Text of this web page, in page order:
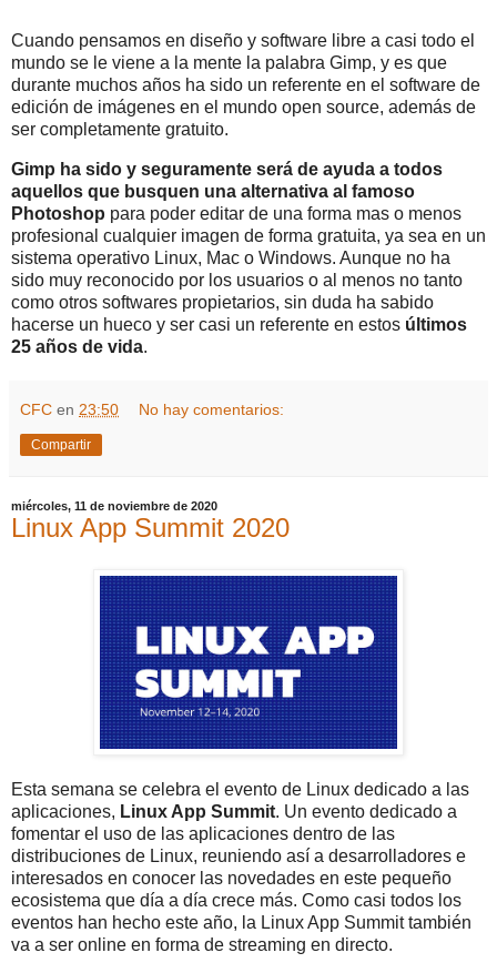
Cuando pensamos en diseño y software libre a casi todo el
mundo se le viene a la mente la palabra Gimp, y es que
durante muchos años ha sido un referente en el software de
edición de imágenes en el mundo open source, además de
ser completamente gratuito.
Gimp ha sido y seguramente será de ayuda a todos
aquellos que busquen una alternativa al famoso
Photoshop para poder editar de una forma mas o menos
profesional cualquier imagen de forma gratuita, ya sea en un
sistema operativo Linux, Mac o Windows. Aunque no ha
sido muy reconocido por los usuarios o al menos no tanto
como otros softwares propietarios, sin duda ha sabido
hacerse un hueco y ser casi un referente en estos últimos
25 años de vida.
CFC en 23:50 No hay comentarios:
Compartir
miércoles, 11 de noviembre de 2020
Linux App Summit 2020
Esta semana se celebra el evento de Linux dedicado a las
aplicaciones, Linux App Summit. Un evento dedicado a
fomentar el uso de las aplicaciones dentro de las
distribuciones de Linux, reuniendo así a desarrolladores e
interesados en conocer las novedades en este pequeño
ecosistema que día a día crece más. Como casi todos los
eventos han hecho este año, la Linux App Summit también
va a ser online en forma de streaming en directo.